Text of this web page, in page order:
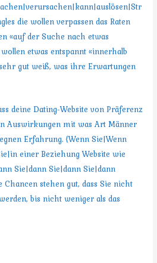
die wollen verpassen das Raten
«auf der Suche nach etwas
etwas entspannt «innerhalb
gut weiß, was ihre Erwartungen
deine Dating-Website von Präferenz
Auswirkungen mit was Art Männer
Erfahrung. {Wenn Sie|Wenn
einer Beziehung Website wie
Sie|dann Sie|dann Sie|dann
stehen gut, dass Sie nicht
bis nicht weniger als das